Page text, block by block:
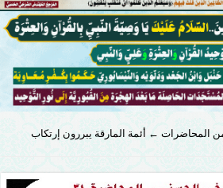
المحاضرات ← أئمة المارقة يبررون إرتكاب